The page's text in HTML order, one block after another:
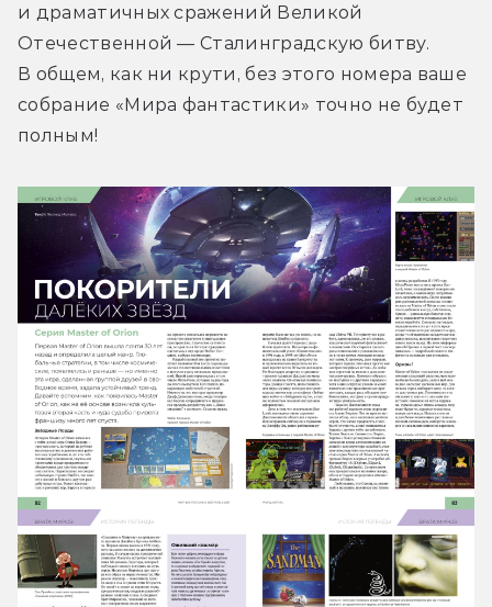
и драматичных сражений Великой
Отечественной — Сталинградскую битву.
В общем, как ни крути, без этого номера ваше
собрание «Мира фантастики» точно не будет
полным!